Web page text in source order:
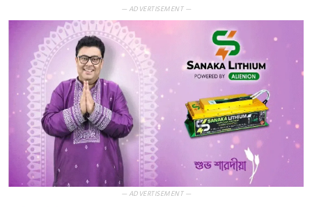
— ADVERTISEMENT —
— ADVERTISEMENT —